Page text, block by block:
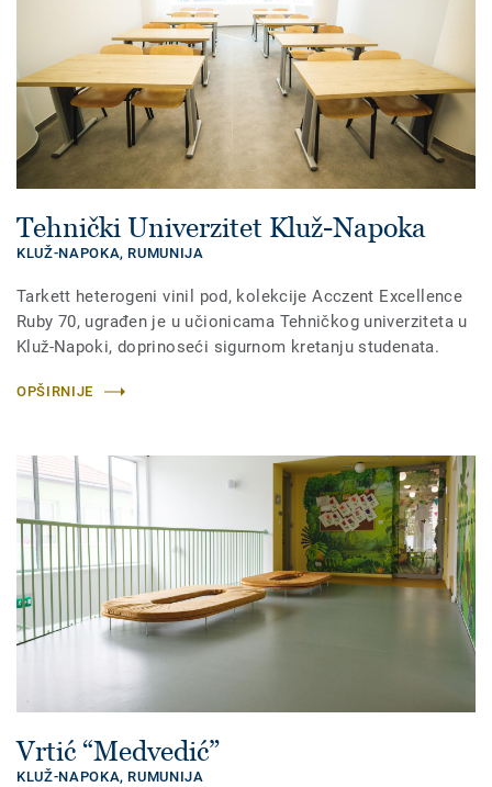
Tehnički Univerzitet Kluž-Napoka
KLUŽ-NAPOKA, RUMUNIJA
Tarkett heterogeni vinil pod, kolekcije Acczent Excellence
Ruby 70, ugrađen je u učionicama Tehničkog univerziteta u
Kluž-Napoki, doprinoseći sigurnom kretanju studenata.
OPŠIRNIJE
Vrtić “Medvedić”
KLUŽ-NAPOKA, RUMUNIJA